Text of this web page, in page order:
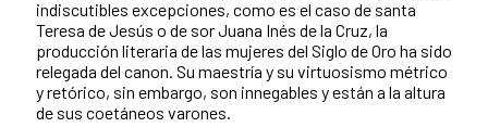
indiscutibles excepciones, como es el caso de santa
Teresa de Jesús o de sor Juana Inés de la Cruz, la
producción literaria de las mujeres del Siglo de Oro ha sido
relegada del canon. Su maestría y su virtuosismo métrico
y retórico, sin embargo, son innegables y están a la altura
de sus coetáneos varones.